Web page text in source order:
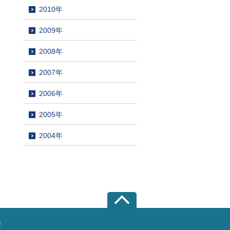
2010年
2009年
2008年
2007年
2006年
2005年
2004年